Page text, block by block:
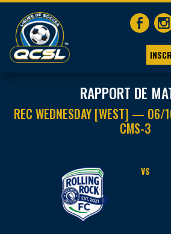
RAPPORT DE
REC WEDNESDAY [WEST] —
CMS-3
VS